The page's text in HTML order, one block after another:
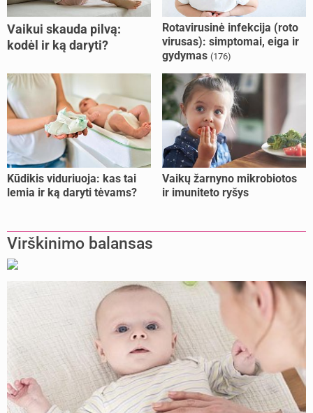
Vaikui skauda pilvą:
kodėl ir ką daryti?
Rotavirusinė infekcija (roto
virusas): simptomai, eiga ir
gydymas (176)
Kūdikis viduriuoja: kas tai
lemia ir ką daryti tėvams?
Vaikų žarnyno mikrobiotos
ir imuniteto ryšys
Virškinimo balansas